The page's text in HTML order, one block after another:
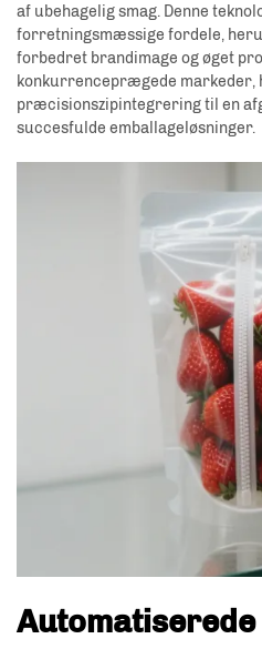
af ubehagelig smag. Denne
forretningsmæssige fordele,
forbedret brandimage og øget
konkurrenceprægede markeder,
præcisionszipintegrering til en
succesfulde emballageløsninger.
Automatiserede